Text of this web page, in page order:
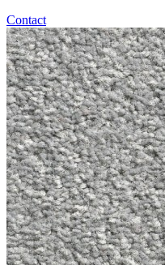
Contact